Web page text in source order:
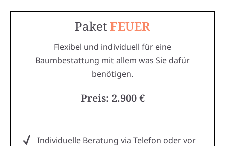
PaketFEUER
Flexibel und individuell für eine
Baumbestattung mit allem was Sie dafür
benötigen.
Preis: 2.900 €
Individuelle Beratung via Telefon oder vor